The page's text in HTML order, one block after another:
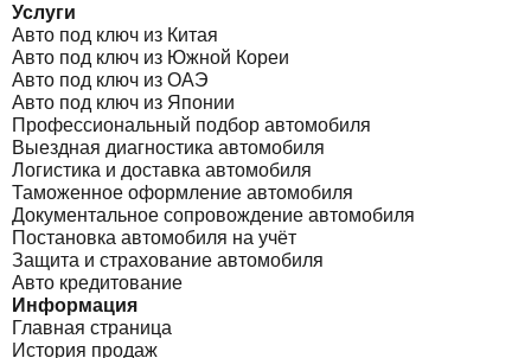
Услуги
Авто под ключ из Китая
Авто под ключ из Южной Кореи
Авто под ключ из ОАЭ
Авто под ключ из Японии
Профессиональный подбор автомобиля
Выездная диагностика автомобиля
Логистика и доставка автомобиля
Таможенное оформление автомобиля
Документальное сопровождение автомобиля
Постановка автомобиля на учёт
Защита и страхование автомобиля
Авто кредитование
Информация
Главная страница
История продаж